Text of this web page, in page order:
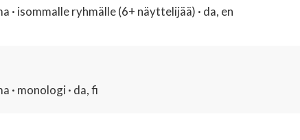
· isommalle ryhmälle (6+ näyttelijää) · da, en
· monologi · da, fi